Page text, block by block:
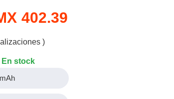
402.39
)
En stock